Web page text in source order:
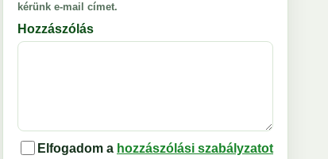
kérünk e-mail címet.
Hozzászólás
Elfogadom a hozzászólási szabályzatot